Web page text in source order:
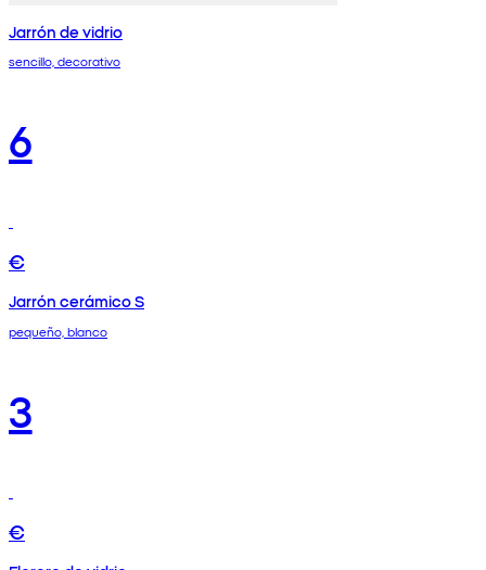
Jarrón de vidrio
sencillo, decorativo
6
€
Jarrón cerámico S
pequeño, blanco
3
€